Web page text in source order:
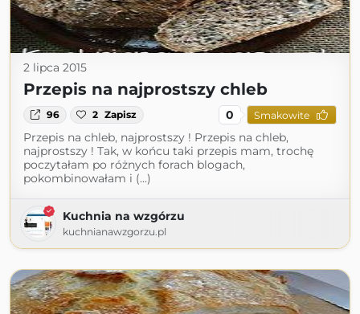
2 lipca 2015
Przepis na najprostszy chleb
96 2 Zapisz 0 Smakowite
Przepis na chleb, najprostszy ! Przepis na chleb,
najprostszy ! Tak, w końcu taki przepis mam, trochę
poczytałam po różnych forach blogach,
pokombinowałam i (...)
Kuchnia na wzgórzu
kuchnianawzgorzu.pl